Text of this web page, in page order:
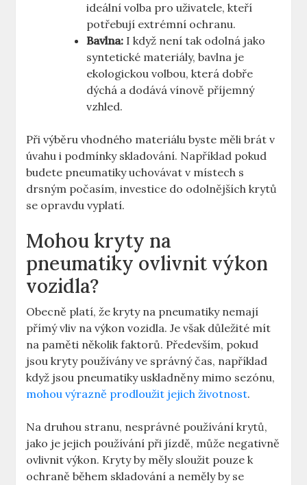
ideální volba pro uživatele, kteří
potřebují extrémní ochranu.
Bavlna: I když není tak odolná jako
syntetické materiály, bavlna je
ekologickou volbou, která dobře
dýchá a dodává vínově příjemný
vzhled.
Při výběru vhodného materiálu byste měli brát v
úvahu i podmínky skladování. Například pokud
budete pneumatiky uchovávat v místech s
drsným počasím, investice do odolnějších krytů
se opravdu vyplatí.
Mohou kryty na
pneumatiky ovlivnit výkon
vozidla?
Obecně platí, že kryty na pneumatiky nemají
přímý vliv na výkon vozidla. Je však důležité mít
na paměti několik faktorů. Především, pokud
jsou kryty používány ve správný čas, například
když jsou pneumatiky uskladněny mimo sezónu,
mohou výrazně prodloužit jejich životnost.
Na druhou stranu, nesprávné používání krytů,
jako je jejich používání při jízdě, může negativně
ovlivnit výkon. Kryty by měly sloužit pouze k
ochraně během skladování a neměly by se